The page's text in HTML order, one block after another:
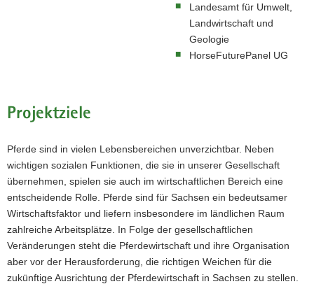
Landesamt für Umwelt,
Landwirtschaft und
Geologie
HorseFuturePanel UG
Projektziele
Pferde sind in vielen Lebensbereichen unverzichtbar. Neben
wichtigen sozialen Funktionen, die sie in unserer Gesellschaft
übernehmen, spielen sie auch im wirtschaftlichen Bereich eine
entscheidende Rolle. Pferde sind für Sachsen ein bedeutsamer
Wirtschaftsfaktor und liefern insbesondere im ländlichen Raum
zahlreiche Arbeitsplätze. In Folge der gesellschaftlichen
Veränderungen steht die Pferdewirtschaft und ihre Organisation
aber vor der Herausforderung, die richtigen Weichen für die
zukünftige Ausrichtung der Pferdewirtschaft in Sachsen zu stellen.